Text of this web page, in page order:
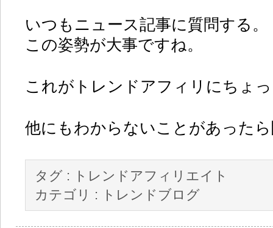
いつもニュース記事に質問する。
この姿勢が大事ですね。
これがトレンドアフィリにちょ
他にもわからないことがあった
タグ :
トレンドアフィリエイト
カテゴリ :
トレンドブログ